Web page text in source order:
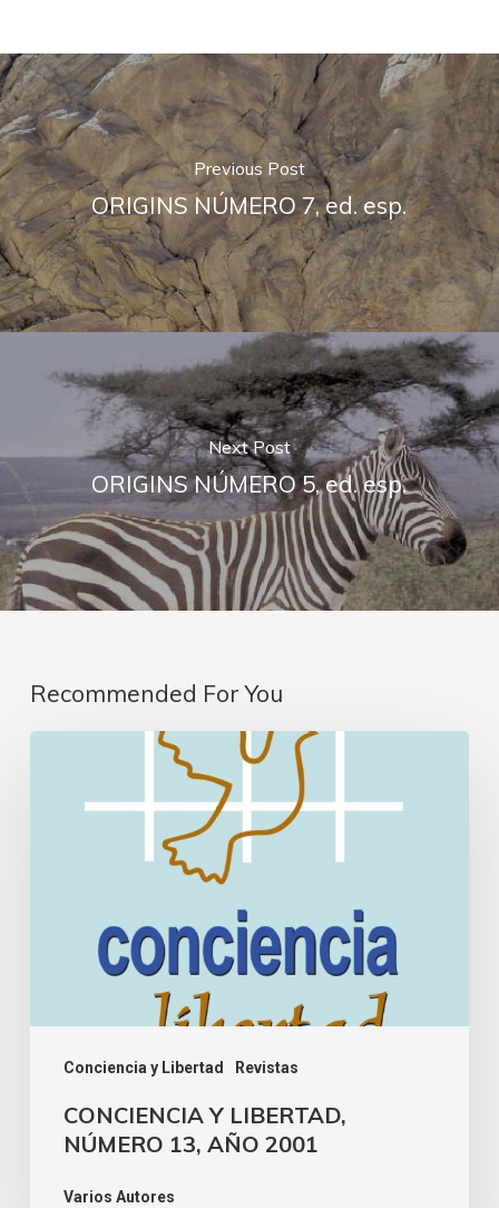
Previous Post
ORIGINS NÚMERO 7, ed. esp.
Next Post
ORIGINS NÚMERO 5, ed. esp.
Recommended For You
Conciencia y Libertad Revistas
CONCIENCIA Y LIBERTAD,
NÚMERO 13, AÑO 2001
Varios Autores